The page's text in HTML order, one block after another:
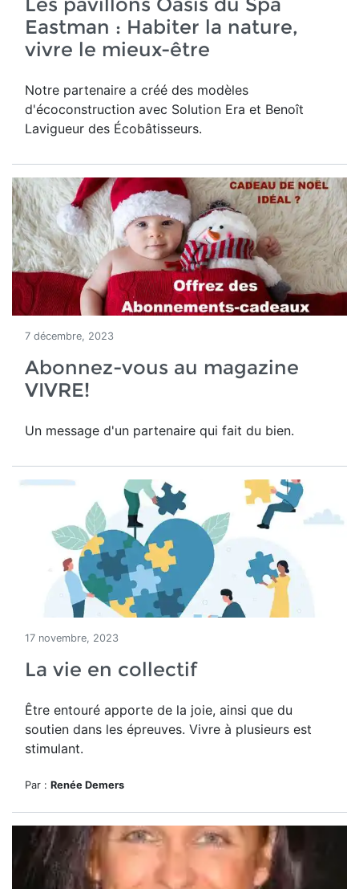
Eastman : Habiter la nature,
vivre le mieux-être
Notre partenaire a créé des modèles
d'écoconstruction avec Solution Era et Benoît
Lavigueur des Écobâtisseurs.
7 décembre, 2023
Abonnez-vous au magazine
VIVRE!
Un message d'un partenaire qui fait du bien.
17 novembre, 2023
La vie en collectif
Être entouré apporte de la joie, ainsi que du
soutien dans les épreuves. Vivre à plusieurs est
stimulant.
Par : Renée Demers